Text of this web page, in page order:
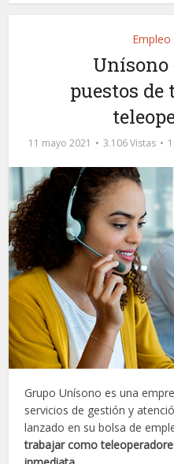
Empleo
Unísono
puestos de
11 mayo 2021 3.106 Vistas
Grupo Unísono es una
servicios de gestión y
lanzado en su bolsa de
trabajar como